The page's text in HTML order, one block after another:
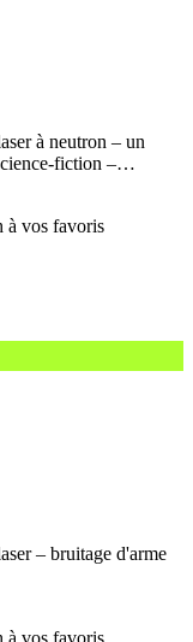
à neutron – un
fiction –…
– bruitage d'arme